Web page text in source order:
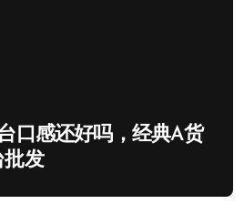
口感还好吗，经典A货
批发